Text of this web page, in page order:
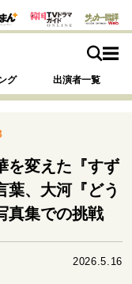
グ 出演者一覧
挫折からの再起
を変えた『すず
葉、大河『どう
真集での挑戦
2026.5.16